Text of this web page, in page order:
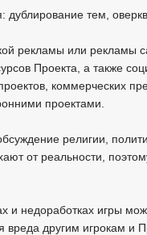
дублирование тем,
рекламы или рекламы
Проекта, а также
коммерческих
проектами.
религии,
от реальности,
и недоработках игры
вреда другим игрокам